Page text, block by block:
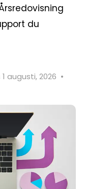
du
augusti, 2026 •